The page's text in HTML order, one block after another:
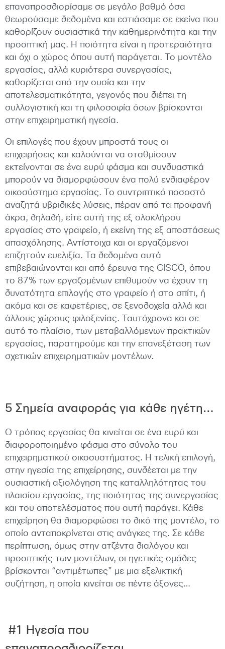
επαναπροσδιορίσαμε σε μεγάλο βαθμό όσα
θεωρούσαμε δεδομένα και εστιάσαμε σε εκείνα που
καθορίζουν ουσιαστικά την καθημερινότητα και την
προοπτική μας. Η ποιότητα είναι η προτεραιότητα
και όχι ο χώρος όπου αυτή παράγεται. Το μοντέλο
εργασίας, αλλά κυριότερα συνεργασίας,
καθορίζεται από την ουσία και την
αποτελεσματικότητα, γεγονός που διέπει τη
συλλογιστική και τη φιλοσοφία όσων βρίσκονται
στην επιχειρηματική ηγεσία.
Οι επιλογές που έχουν μπροστά τους οι
επιχειρήσεις και καλούνται να σταθμίσουν
εκτείνονται σε ένα ευρύ φάσμα και συνδυαστικά
μπορούν να διαμορφώσουν ένα πολύ ενδιαφέρον
οικοσύστημα εργασίας. Το συντριπτικό ποσοστό
αναζητά υβριδικές λύσεις, πέραν από τα προφανή
άκρα, δηλαδή, είτε αυτή της εξ ολοκλήρου
εργασίας στο γραφείο, ή εκείνη της εξ αποστάσεως
απασχόλησης. Αντίστοιχα και οι εργαζόμενοι
επιζητούν ευελιξία. Τα δεδομένα αυτά
επιβεβαιώνονται και από έρευνα της CISCO, όπου
το 87% των εργαζομένων επιθυμούν να έχουν τη
δυνατότητα επιλογής στο γραφείο ή στο σπίτι, ή
ακόμα και σε καφετέριες, σε ξενοδοχεία αλλά και
άλλους χώρους φιλοξενίας. Ταυτόχρονα και σε
αυτό το πλαίσιο, των μεταβαλλόμενων πρακτικών
εργασίας, παρατηρούμε και την επανεξέταση των
σχετικών επιχειρηματικών μοντέλων.
5 Σημεία αναφοράς για κάθε ηγέτη…
Ο τρόπος εργασίας θα κινείται σε ένα ευρύ και
διαφοροποιημένο φάσμα στο σύνολο του
επιχειρηματικού οικοσυστήματος. Η τελική επιλογή,
στην ηγεσία της επιχείρησης, συνδέεται με την
ουσιαστική αξιολόγηση της καταλληλότητας του
πλαισίου εργασίας, της ποιότητας της συνεργασίας
και του αποτελέσματος που αυτή παράγει. Κάθε
επιχείρηση θα διαμορφώσει το δικό της μοντέλο, το
οποίο ανταποκρίνεται στις ανάγκες της. Σε κάθε
περίπτωση, όμως στην ατζέντα διαλόγου και
προοπτικής των μοντέλων, οι ηγετικές ομάδες
βρίσκονται “αντιμέτωπες” με μια εξελικτική
συζήτηση, η οποία κινείται σε πέντε άξονες…
#1 Ηγεσία που